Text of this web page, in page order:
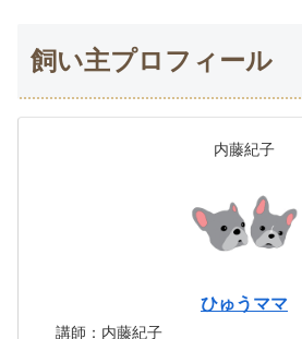
飼い主プロフィール
内藤紀子
ひゅうママ
講師：内藤紀子